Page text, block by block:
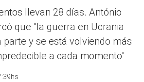
llevan 28 días. António
que "la guerra en Ucrania
parte y se está volviendo más
a cada momento"